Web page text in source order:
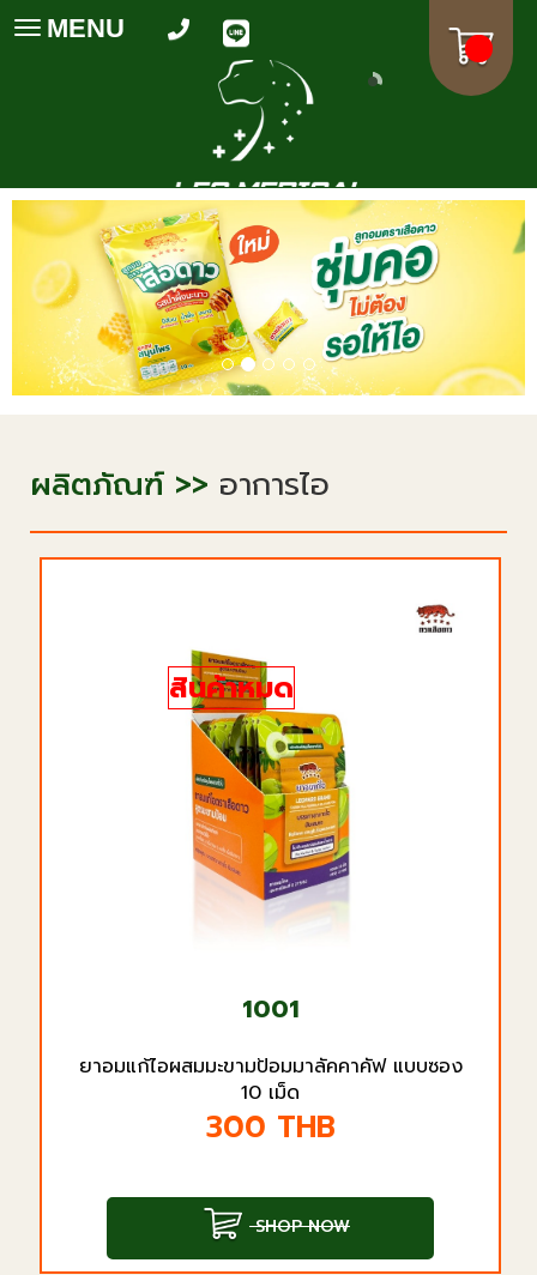
Toggle
MENU
ผลิตภัณฑ์ >> อาการไอ
สินค้าหมด
1001
ยาอมแก้ไอผสมมะขามป้อมมาลัคคาคัฟ แบบซอง
10 เม็ด
300 THB
SHOP NOW